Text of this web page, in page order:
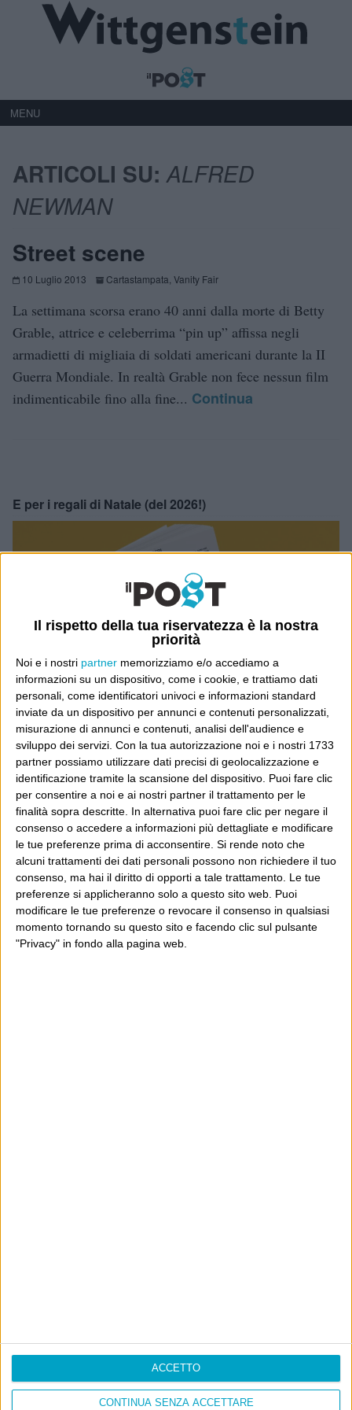
Il rispetto della tua riservatezza è la nostra
priorità
Noi e i nostri partner memorizziamo e/o accediamo a
informazioni su un dispositivo, come i cookie, e trattiamo dati
personali, come identificatori univoci e informazioni standard
inviate da un dispositivo per annunci e contenuti personalizzati,
misurazione di annunci e contenuti, analisi dell'audience e
sviluppo dei servizi. Con la tua autorizzazione noi e i nostri 1733
partner possiamo utilizzare dati precisi di geolocalizzazione e
identificazione tramite la scansione del dispositivo. Puoi fare clic
per consentire a noi e ai nostri partner il trattamento per le
finalità sopra descritte. In alternativa puoi fare clic per negare il
consenso o accedere a informazioni più dettagliate e modificare
le tue preferenze prima di acconsentire. Si rende noto che
alcuni trattamenti dei dati personali possono non richiedere il tuo
consenso, ma hai il diritto di opporti a tale trattamento. Le tue
preferenze si applicheranno solo a questo sito web. Puoi
modificare le tue preferenze o revocare il consenso in qualsiasi
momento tornando su questo sito e facendo clic sul pulsante
"Privacy" in fondo alla pagina web.
CONTINUA SENZA ACCETTARE
ACCETTO
MENU
ARTICOLI SU:ALFRED
NEWMAN
Street scene
10 Luglio 2013 Cartastampata Vanity Fair
La settimana scorsa erano 40 anni dalla morte di Betty
Grable, attrice e celeberrima “pin up” affissa negli
armadietti di migliaia di soldati americani durante la II
Guerra Mondiale. In realtà Grable non fece nessun film
indimenticabile fino alla fine... Continua
E per i regali di Natale (del 2026!)